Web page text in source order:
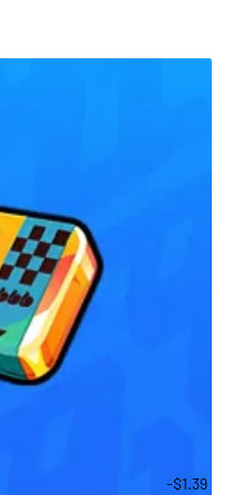
-$1.39